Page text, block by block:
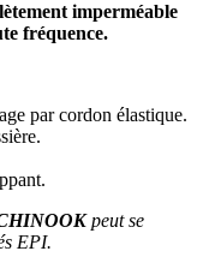
imperméable
fréquence.
par cordon élastique.
peut se
EPI.